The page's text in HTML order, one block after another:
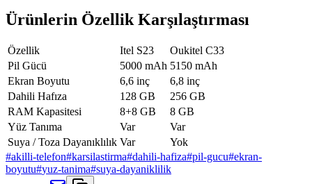
Ürünlerin Özellik Karşılaştırması
Özellik Itel S23
Oukitel C33
Pil Gücü
5000 mAh 5150 mAh
Ekran Boyutu
6,6 inç
6,8 inç
Dahili Hafıza
128 GB
256 GB
RAM Kapasitesi
8+8 GB
8 GB
Yüz Tanıma
Var
Var
Suya / Toza Dayanıklılık Var
Yok
#akilli-telefon#karsilastirma#dahili-hafiza#pil-gucu#ekran-
boyutu#yuz-tanima#suya-dayaniklilik